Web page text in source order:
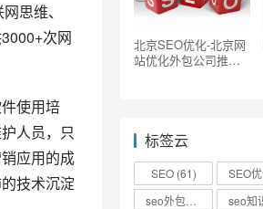
思维、
次网
使用培
人员，只
应用的成
技术沉淀
北京SEO优化-北京网
站优化外包公司推荐
标签云
SEO(61)
seo知